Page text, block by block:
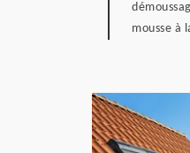
mousse à